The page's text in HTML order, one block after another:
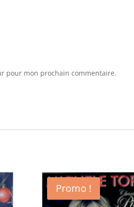
pour mon prochain commentaire.
Promo !